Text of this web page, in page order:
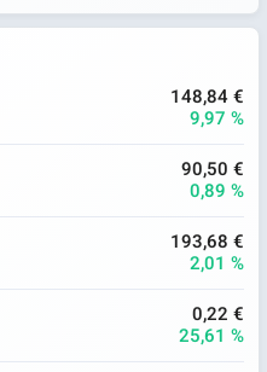
148,84 €
9,97 %
90,50 €
0,89 %
193,68 €
2,01 %
0,22 €
25,61 %